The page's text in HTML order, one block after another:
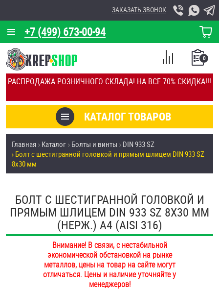
РАСПРОДАЖА РОЗНИЧНОГО СКЛАДА! НА ВСЁ 70% СКИДКА!!!
+7 (499) 673-00-94
ЗАКАЗАТЬ ЗВОНОК
КОРЗИНА
О КОМПАНИИ
КАЛЬКУЛЯТОР
ОТЗЫВЫ
УСЛУГИ
СКИДКИ
ПОКУПАТЕЛЯМ
ОПЛАТА И ДОСТАВКА
НАШИ МАГАЗИНЫ
КАТАЛОГ ТОВАРОВ
0
СПИСОК
СРАВНЕНИЕ
Товары со скидкой
Анкеры
Болты и винты
Втулки
Главная Каталог Болты и винты
DIN 933 SZ
Болт с шестигранной головкой и прямым шлицем DIN 933 SZ
8х30 мм
БОЛТ С ШЕСТИГРАННОЙ ГОЛОВКОЙ И
ПРЯМЫМ ШЛИЦЕМ DIN 933 SZ 8Х30 ММ
(НЕРЖ.) A4 (AISI 316)
Внимание! В связи, с нестабильной
экономической обстановкой на рынке
металлов, цены на товар на сайте могут
отличаться. Цены и наличие уточняйте у
менеджеров!